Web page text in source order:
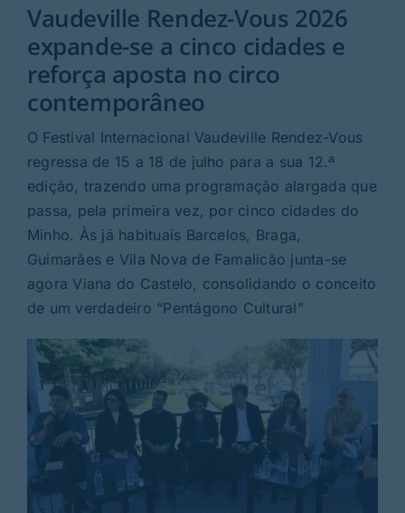
Rubricas
Revista
Search
Vaudeville Rendez-Vous 2026
expande-se a cinco cidades e
reforça aposta no circo
contemporâneo
O Festival Internacional Vaudeville Rendez-Vous
regressa de 15 a 18 de julho para a sua 12.ª
edição, trazendo uma programação alargada que
passa, pela primeira vez, por cinco cidades do
Minho. Às já habituais Barcelos, Braga,
Guimarães e Vila Nova de Famalicão junta-se
agora Viana do Castelo, consolidando o conceito
de um verdadeiro “Pentágono Cultural”